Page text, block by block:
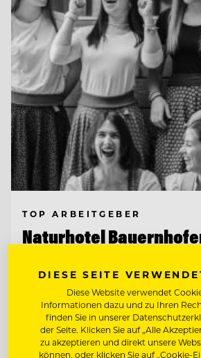
TOP ARBEITGEBER
Naturhotel
WIR BITTEN ZU TISCH. UND
AUF WEGBEGLEITERINN
DIESE SEITE
Diese Website verwendet
Informationen dazu und zu Ihren
finden Sie in unserer
der Seite. Klicken Sie auf „Alle
zu akzeptieren und direkt unsere
können, oder klicken Sie auf „Cookie-